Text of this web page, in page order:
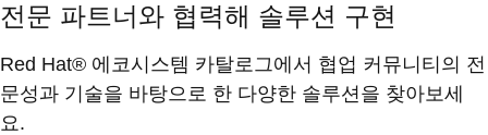
전문 파트너와 협력해 솔루션 구현
Red Hat® 에코시스템 카탈로그에서 협업 커뮤니티의 전
문성과 기술을 바탕으로 한 다양한 솔루션을 찾아보세
요.